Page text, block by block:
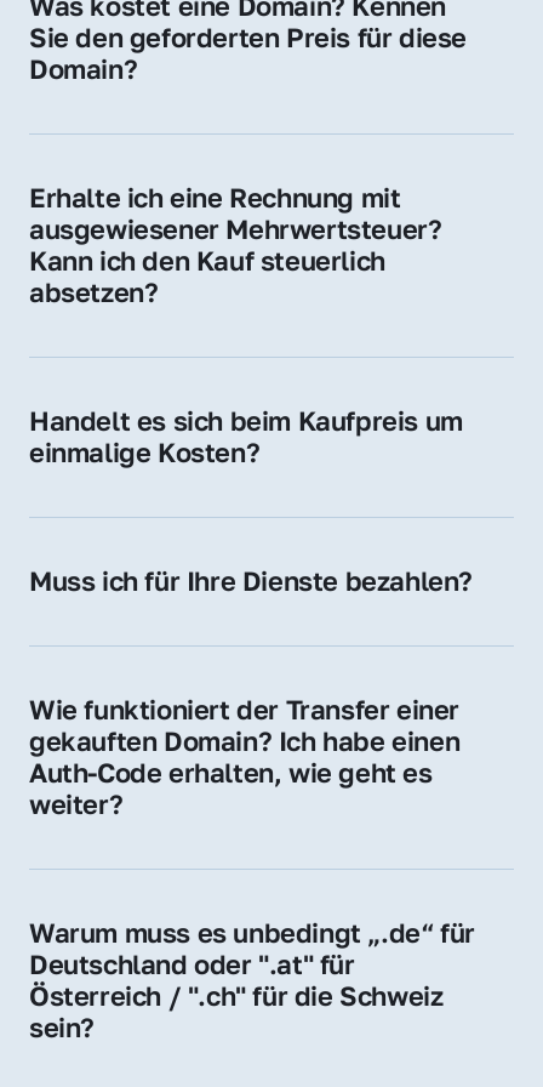
Adressen oder als digitale Investition.
Sie den geforderten Preis für diese
Domain?
Domain liegt ein konkreter Kaufpreis vor –
unverbindliches Angebot.
Erhalte ich eine Rechnung mit
ausgewiesener Mehrwertsteuer?
Kann ich den Kauf steuerlich
absetzen?
Für Unternehmen ist der Kauf in der Regel
Handelt es sich beim Kaufpreis um
einmalige Kosten?
späteren Betrieb der Domain (z. B. beim
Gebühren an. Diese bewegen sich für .de
Muss ich für Ihre Dienste bezahlen?
der Domain – ohne zusätzliche Vermittlungs-
Wie funktioniert der Transfer einer
gekauften Domain? Ich habe einen
Auth-Code erhalten, wie geht es
weiter?
Provider, die Domain zu übernehmen. Gerne
schnellen Prozess.
Warum muss es unbedingt „.de“ für
Deutschland oder ".at" für
Österreich / ".ch" für die Schweiz
sein?